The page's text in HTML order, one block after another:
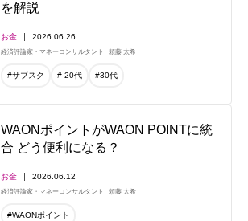
を解説
お金 2026.06.26
経済評論家・マネーコンサルタント 頼藤 太希
#サブスク #-20代 #30代
WAONポイントがWAON POINTに統
合 どう便利になる？
お金 2026.06.12
経済評論家・マネーコンサルタント 頼藤 太希
#WAONポイント